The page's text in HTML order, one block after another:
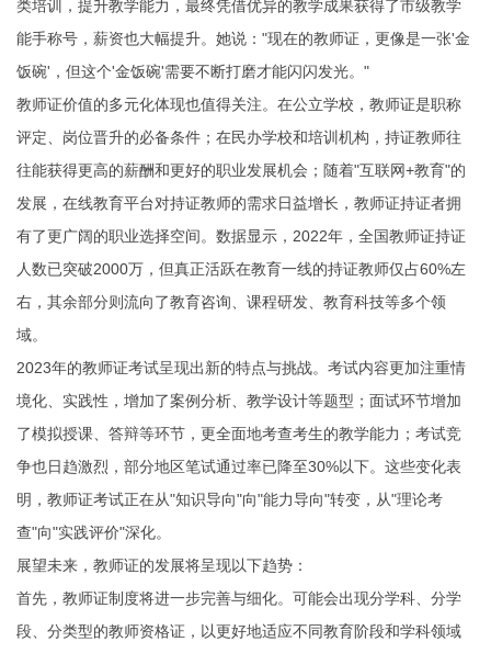
类培训，提升教学能力，最终凭借优异的教学成果获得了市级教学
能手称号，薪资也大幅提升。她说："现在的教师证，更像是一张'金
饭碗'，但这个'金饭碗'需要不断打磨才能闪闪发光。"
教师证价值的多元化体现也值得关注。在公立学校，教师证是职称
评定、岗位晋升的必备条件；在民办学校和培训机构，持证教师往
往能获得更高的薪酬和更好的职业发展机会；随着"互联网+教育"的
发展，在线教育平台对持证教师的需求日益增长，教师证持证者拥
有了更广阔的职业选择空间。数据显示，2022年，全国教师证持证
人数已突破2000万，但真正活跃在教育一线的持证教师仅占60%左
右，其余部分则流向了教育咨询、课程研发、教育科技等多个领
域。
2023年的教师证考试呈现出新的特点与挑战。考试内容更加注重情
境化、实践性，增加了案例分析、教学设计等题型；面试环节增加
了模拟授课、答辩等环节，更全面地考查考生的教学能力；考试竞
争也日趋激烈，部分地区笔试通过率已降至30%以下。这些变化表
明，教师证考试正在从"知识导向"向"能力导向"转变，从"理论考
查"向"实践评价"深化。
展望未来，教师证的发展将呈现以下趋势：
首先，教师证制度将进一步完善与细化。可能会出现分学科、分学
段、分类型的教师资格证，以更好地适应不同教育阶段和学科领域